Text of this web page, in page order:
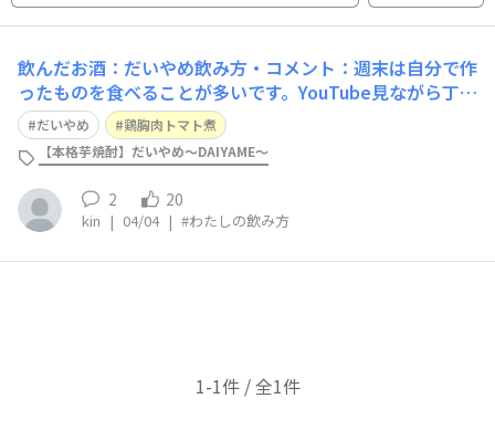
飲んだお酒：だいやめ飲み方・コメント：週末は自分で作
ったものを食べることが多いです。YouTube見ながら丁寧
に忠実に初めて作った時の仕上がりです。今ではもう適当
に作っていますが。
だいやめ
鶏胸肉トマト煮
【本格芋焼酎】だいやめ～DAIYAME～
2 20
kin | 04/04 | #わたしの飲み方
1-1件 / 全1件